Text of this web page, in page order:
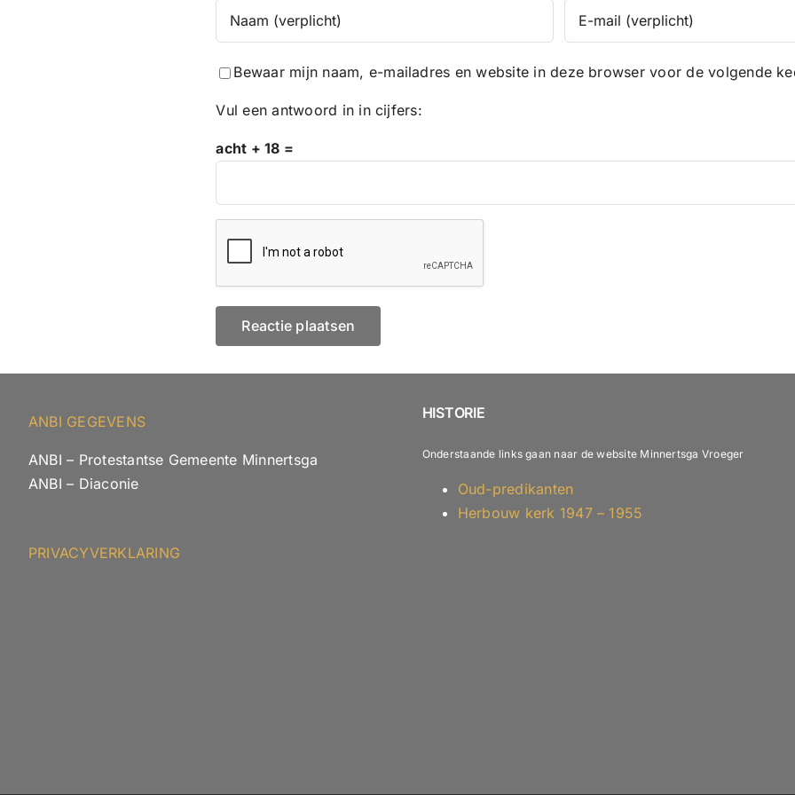
Bewaar mijn naam, e-mailadres en website in deze browser voor de volgende
Vul een antwoord in in cijfers:
acht + 18 =
ANBI GEGEVENS
ANBI – Protestantse Gemeente Minnertsga
ANBI – Diaconie
PRIVACYVERKLARING
HISTORIE
Onderstaande links gaan naar de website Minnertsga Vroeger
Oud-predikanten
Herbouw kerk 1947 – 1955